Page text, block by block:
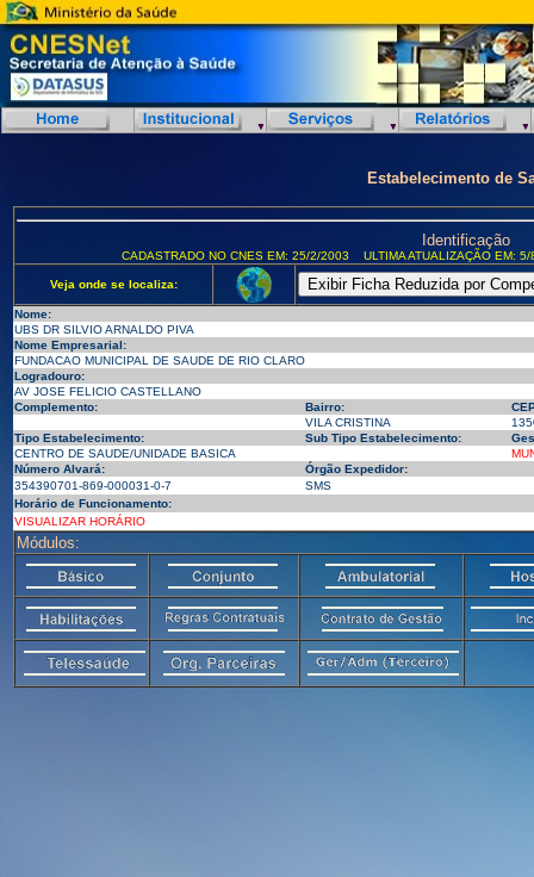
Estabelecimento de
Identificação
CADASTRADO NO CNES EM: 25/2/2003 ULTIMA ATUALIZAÇÃO EM:
Veja onde se localiza:
Nome:
UBS DR SILVIO ARNALDO PIVA
Nome Empresarial:
FUNDACAO MUNICIPAL DE SAUDE DE RIO CLARO
Logradouro:
AV JOSE FELICIO CASTELLANO
Complemento:
Bairro:
VILA CRISTINA
Tipo Estabelecimento:
Sub Tipo Estabelecimento:
CENTRO DE SAUDE/UNIDADE BASICA
Número Alvará:
Órgão Expedidor:
354390701-869-000031-0-7
SMS
Horário de Funcionamento:
VISUALIZAR HORÁRIO
Módulos: